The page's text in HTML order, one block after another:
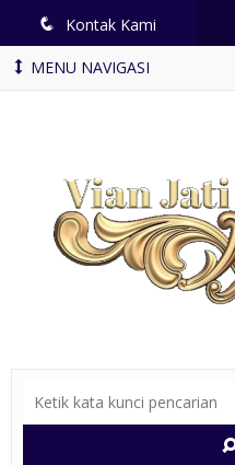
q Kontak Kami
MENU NAVIGASI